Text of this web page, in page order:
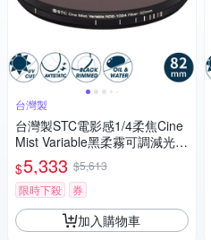
台灣製
台灣製STC電影感1/4柔焦Cine
Mist Variable黑柔霧可調減光鏡
ND2-1024黑柔焦82mm濾鏡98
6750(雙面防污鍍膜+德國SCH
OTT®玻璃)VND濾鏡
$5,333 $5,613
限時下殺
券
加入購物車